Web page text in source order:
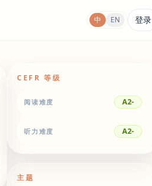
中 EN 登录
CEFR 等级
阅读难度 A2-
听力难度 A2-
主题